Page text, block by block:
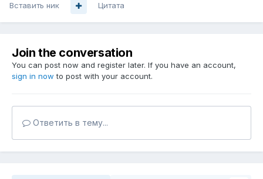
Вставить ник Цитата
Join the conversation
You can post now and register later. If you have an account,
sign in now to post with your account.
Ответить в тему...